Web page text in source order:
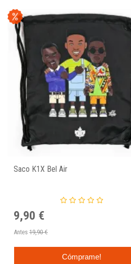
Saco K1X Bel Air
9,90 €
Antes 19,90 €
Cómprame!